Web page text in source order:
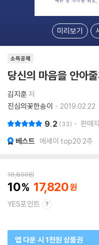
미리보기
소득공제
당신의 마음을 안아
김지훈 저
진심의꽃한송이
2019.02.22.
9.2 33 판매
베스트 에세이 top20 2주
19,800원
10 17,820
YES포인트
앱 다운 시 1천원 상품권